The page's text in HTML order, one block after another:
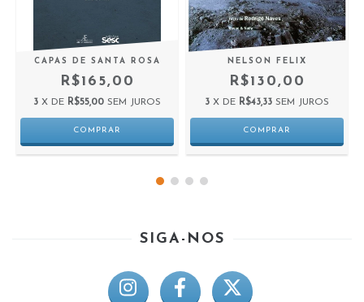
CAPAS DE SANTA ROSA
R$165,00
3 X DE R$55,00 SEM JUROS
NELSON FELIX
R$130,00
3 X DE R$43,33 SEM JUROS
SIGA-NOS